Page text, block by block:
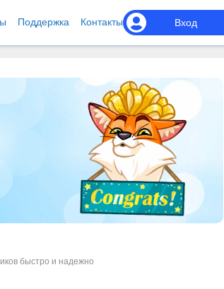
Поддержка Контакты Вход
быстро и надежно